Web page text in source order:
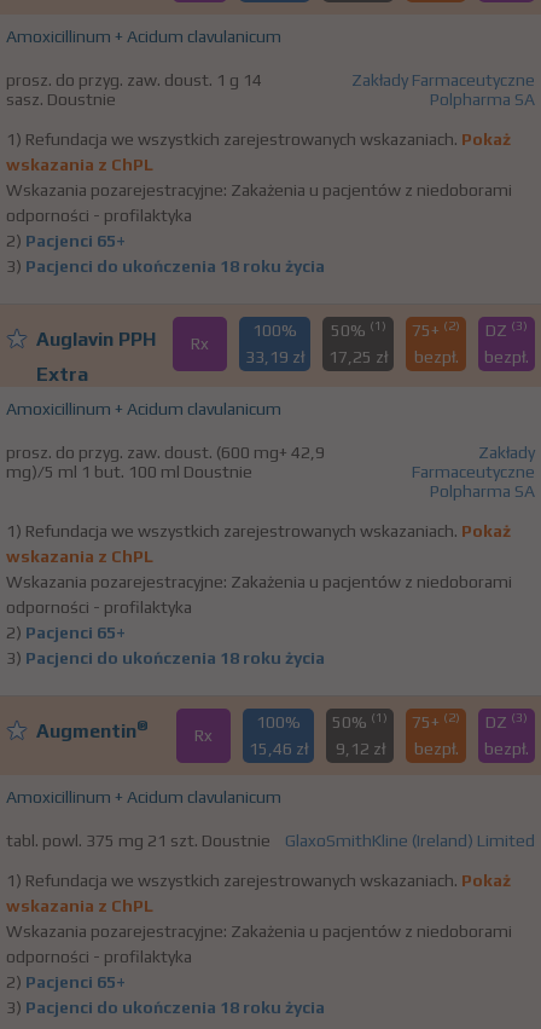
Amoxicillinum + Acidum clavulanicum
prosz. do przyg. zaw. doust. 1 g 14
sasz. Doustnie
Zakłady Farmaceutyczne
Polpharma SA
1) Refundacja we wszystkich zarejestrowanych wskazaniach. Pokaż
wskazania z ChPL
Wskazania pozarejestracyjne: Zakażenia u pacjentów z niedoborami
odporności - profilaktyka
2) Pacjenci 65+
3) Pacjenci do ukończenia 18 roku życia
Auglavin PPH
Extra
Rx
100%
33,19 zł
50% (1)
17,25 zł
75+ (2)
bezpł.
DZ (3)
bezpł.
Amoxicillinum + Acidum clavulanicum
prosz. do przyg. zaw. doust. (600 mg+ 42,9
mg)/5 ml 1 but. 100 ml Doustnie
Zakłady
Farmaceutyczne
Polpharma SA
1) Refundacja we wszystkich zarejestrowanych wskazaniach. Pokaż
wskazania z ChPL
Wskazania pozarejestracyjne: Zakażenia u pacjentów z niedoborami
odporności - profilaktyka
2) Pacjenci 65+
3) Pacjenci do ukończenia 18 roku życia
Augmentin® Rx
100%
15,46 zł
50% (1)
9,12 zł
75+ (2)
bezpł.
DZ (3)
bezpł.
Amoxicillinum + Acidum clavulanicum
tabl. powl. 375 mg 21 szt. Doustnie GlaxoSmithKline (Ireland) Limited
1) Refundacja we wszystkich zarejestrowanych wskazaniach. Pokaż
wskazania z ChPL
Wskazania pozarejestracyjne: Zakażenia u pacjentów z niedoborami
odporności - profilaktyka
2) Pacjenci 65+
3) Pacjenci do ukończenia 18 roku życia